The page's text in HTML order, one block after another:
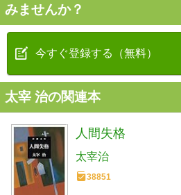
みませんか？
今すぐ登録する（無料）
太宰 治の関連本
人間失格
太宰治
38851